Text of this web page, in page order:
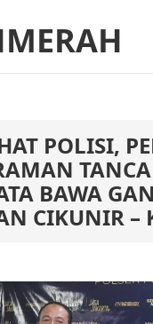
POLISI,
BAWA
CIKUNIR –